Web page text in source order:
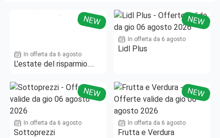
NEW
In offerta da 6 agosto
L'estate del risparmio.
NEW
In offerta da 6 agosto
Lidl Plus
NEW
In offerta da 6 agosto
Sottoprezzi
NEW
In offerta da 6 agosto
Frutta e Verdura